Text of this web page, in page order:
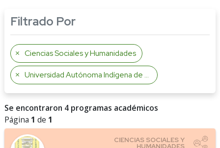
Filtrado Por
Ciencias Sociales y Humanidades
Universidad Autónoma Indígena de México
Se encontraron 4 programas académicos
Página 1 de 1